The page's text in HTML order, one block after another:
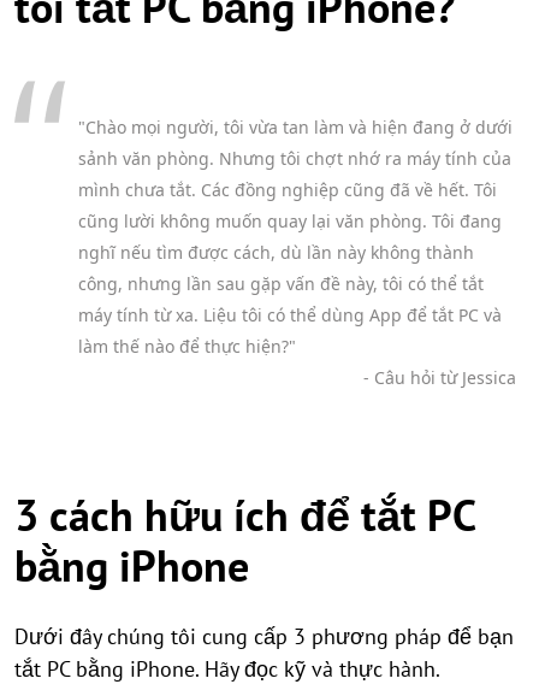
"Chào mọi người, tôi vừa tan làm và hiện đang ở dưới
sảnh văn phòng. Nhưng tôi chợt nhớ ra máy tính của
mình chưa tắt. Các đồng nghiệp cũng đã về hết. Tôi
cũng lười không muốn quay lại văn phòng. Tôi đang
nghĩ nếu tìm được cách, dù lần này không thành
công, nhưng lần sau gặp vấn đề này, tôi có thể tắt
máy tính từ xa. Liệu tôi có thể dùng App để tắt PC và
làm thế nào để thực hiện?"
- Câu hỏi từ Jessica
3 cách hữu ích để tắt PC
bằng iPhone
Dưới đây chúng tôi cung cấp 3 phương pháp để bạn
tắt PC bằng iPhone. Hãy đọc kỹ và thực hành.